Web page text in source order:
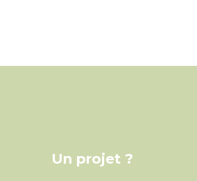
Un projet ?